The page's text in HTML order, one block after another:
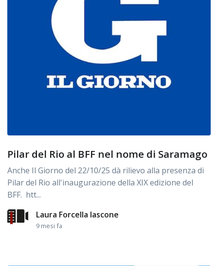
Pilar del Rio al BFF nel nome di Saramago
Anche Il Giorno del 22/10/25 dà rilievo alla presenza di
Pilar del Rio all'inaugurazione della XIX edizione del
BFF. htt...
Laura Forcella Iascone
9 mesi fa